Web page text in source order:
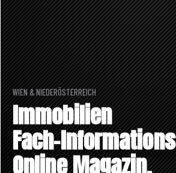
WIEN & NIEDERÖSTERREICH
Immobilien
Fach-Informations
Online Magazin.